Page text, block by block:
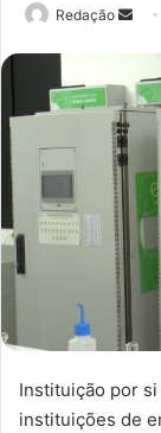
Redação
d
l
Instituição por
instituições de